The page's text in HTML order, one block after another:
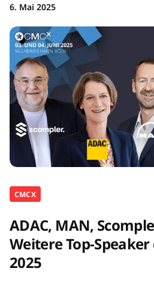
6. Mai 2025
CMCX
ADAC, MAN,
Weitere Top-Speaker
2025